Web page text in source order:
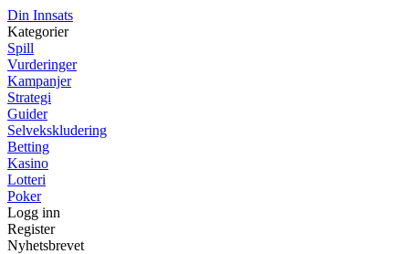
Din Innsats
Kategorier
Spill
Vurderinger
Kampanjer
Strategi
Guider
Selvekskludering
Betting
Kasino
Lotteri
Poker
Logg inn
Register
Nyhetsbrevet